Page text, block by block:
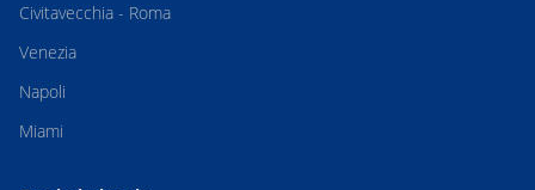
Civitavecchia - Roma
Venezia
Napoli
Miami